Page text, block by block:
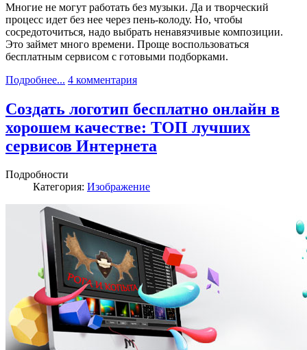
Многие не могут работать без музыки. Да и творческий
процесс идет без нее через пень-колоду. Но, чтобы
сосредоточиться, надо выбрать ненавязчивые композиции.
Это займет много времени. Проще воспользоваться
бесплатным сервисом с готовыми подборками.
Подробнее... 4 комментария
Создать логотип бесплатно онлайн в
хорошем качестве: ТОП лучших
сервисов Интернета
Подробности
Категория: Изображение